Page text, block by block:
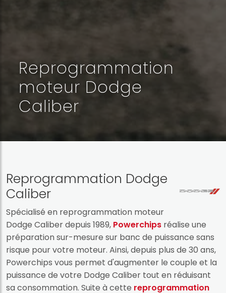
Reprogrammation
moteur Dodge
Caliber
Reprogrammation Dodge
Caliber
Spécialisé en reprogrammation moteur
Dodge Caliber depuis 1989, Powerchips réalise une
préparation sur-mesure sur banc de puissance sans
risque pour votre moteur. Ainsi, depuis plus de 30 ans,
Powerchips vous permet d'augmenter le couple et la
puissance de votre Dodge Caliber tout en réduisant
sa consommation. Suite à cette reprogrammation